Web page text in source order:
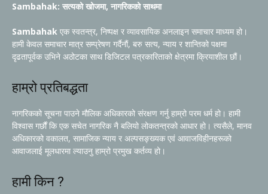
Sambahak: सत्यको खोजमा, नागरिकको साथमा
Sambahak एक स्वतन्त्र, निष्पक्ष र व्यावसायिक अनलाइन समाचार माध्यम हो।
हामी केवल समाचार मात्र सम्प्रेषण गर्दैनौं, बरु सत्य, न्याय र शान्तिको पक्षमा
दृढतापूर्वक उभिने अठोटका साथ डिजिटल पत्रकारिताको क्षेत्रमा क्रियाशील छौं।
हाम्रो प्रतिबद्धता
नागरिकको सूचना पाउने मौलिक अधिकारको संरक्षण गर्नु हाम्रो परम धर्म हो। हामी
विश्वास गर्छौं कि एक सचेत नागरिक नै बलियो लोकतन्त्रको आधार हो। त्यसैले, मानव
अधिकारको वकालत, सामाजिक न्याय र अल्पसङ्ख्यक एवं आवाजविहीनहरूको
आवाजलाई मूलधारमा ल्याउनु हाम्रो प्रमुख कर्तव्य हो।
हामी किन ?